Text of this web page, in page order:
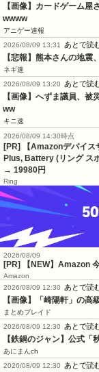
【画像】カードゲーム
wwww
アニゲー速報
2026/08/09 13:31
あとで読
【悲報】熊本さんの地震
ネギ速
2026/08/09 13:20
あとで読
【画像】へずま議員、
ww
キニ速
2026/08/09 14:30時点
[PR] 【Amazonデバイス
Plus, Battery (リング ス
→ 19980円
Ring
2026/08/09
[PR] 【NEW】Amazon
Amazon
2026/08/09 12:30
あとで読
【画像】「崎陽軒」の
まとめブレイド
2026/08/09 12:30
あとで読
【鉄鍋のジャン】公式「
あにまんch
2026/08/09 12:30
あとで読